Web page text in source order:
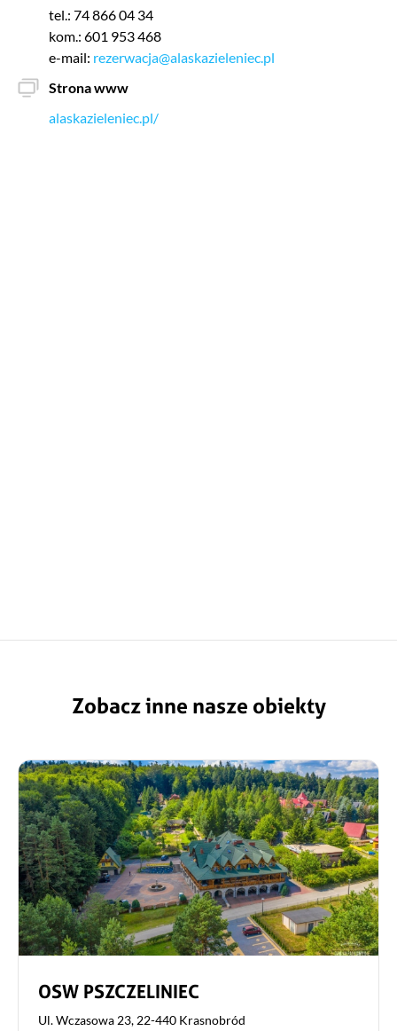
tel.: 74 866 04 34
kom.: 601 953 468
e-mail: rezerwacja@alaskazieleniec.pl
Strona www
alaskazieleniec.pl/
Zobacz inne nasze obiekty
OSW PSZCZELINIEC
Ul. Wczasowa 23, 22-440 Krasnobród